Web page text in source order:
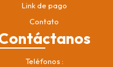
Link de pago
Contato
Teléfonos